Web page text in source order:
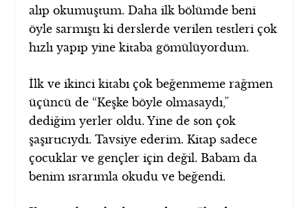
alıp okumuştum. Daha ilk bölümde beni
öyle sarmıştı ki derslerde verilen testleri çok
hızlı yapıp yine kitaba gömülüyordum.
İlk ve ikinci kitabı çok beğenmeme rağmen
üçüncü de “Keşke böyle olmasaydı,”
dediğim yerler oldu. Yine de son çok
şaşırtıcıydı. Tavsiye ederim. Kitap sadece
çocuklar ve gençler için değil. Babam da
benim ısrarımla okudu ve beğendi.